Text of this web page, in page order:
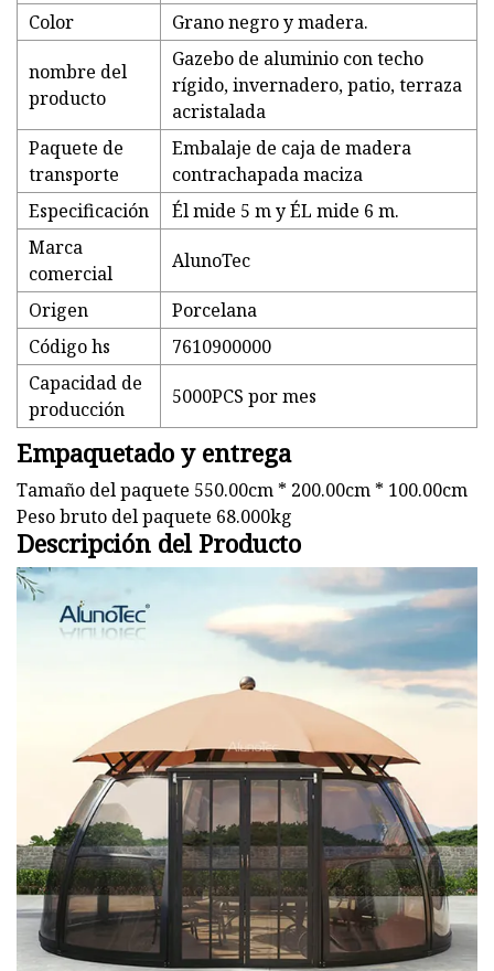
Color Grano negro y madera.
nombre del
producto
Gazebo de aluminio con techo
rígido, invernadero, patio, terraza
acristalada
Paquete de
transporte
Embalaje de caja de madera
contrachapada maciza
Especificación
Él mide 5 m y ÉL mide 6 m.
Marca
comercial
AlunoTec
Origen
Porcelana
Código hs
7610900000
Capacidad de
producción
5000PCS por mes
Empaquetado y entrega
Tamaño del paquete 550.00cm * 200.00cm * 100.00cm
Peso bruto del paquete 68.000kg
Descripción del Producto